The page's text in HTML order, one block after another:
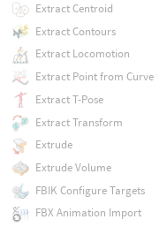
Extract Centroid
Extract Contours
Extract Locomotion
Extract Point from Curve
Extract T-Pose
Extract Transform
Extrude
Extrude Volume
FBIK Configure Targets
FBX Animation Import